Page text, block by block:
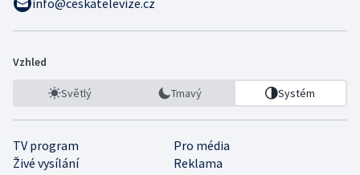
Vzhled
Světlý Tmavý Systém
TV program
Pro média
Živé vysílání
Reklama